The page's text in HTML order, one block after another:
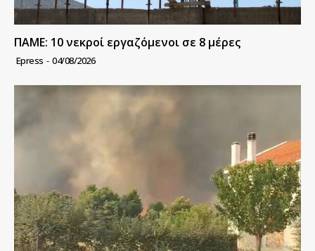
ΠΑΜΕ: 10 νεκροί εργαζόμενοι σε 8 μέρες
Epress - 04/08/2026